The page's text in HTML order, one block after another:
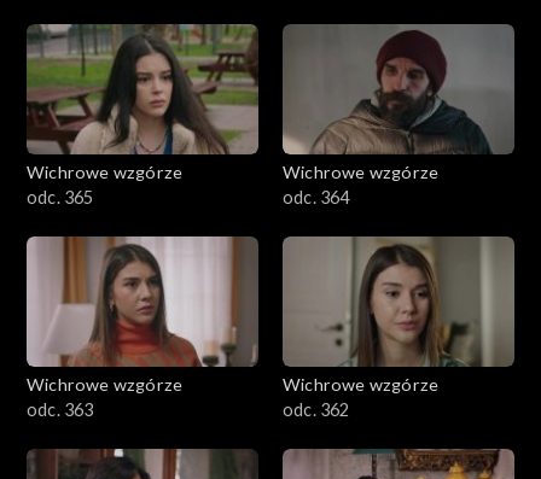
Wichrowe wzgórze
odc. 365
Wichrowe wzgórze
odc. 364
Wichrowe wzgórze
odc. 363
Wichrowe wzgórze
odc. 362